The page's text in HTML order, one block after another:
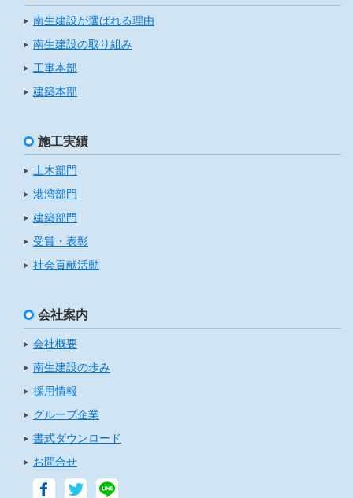
南生建設が選ばれる理由
南生建設の取り組み
工事本部
建築本部
施工実績
土木部門
港湾部門
建築部門
受賞・表彰
社会貢献活動
会社案内
会社概要
南生建設の歩み
採用情報
グループ企業
書式ダウンロード
お問合せ